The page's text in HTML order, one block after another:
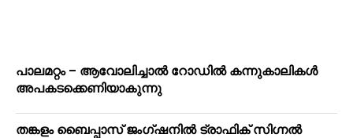
പാലമറ്റം – ആവോലിച്ചാൽ റോഡിൽ കന്നുകാലികൾ
അപകടക്കെണിയാകുന്നു
തങ്കളം ബൈപ്പാസ് ജംഗ്ഷനിൽ ട്രാഫിക് സിഗ്നല്‍